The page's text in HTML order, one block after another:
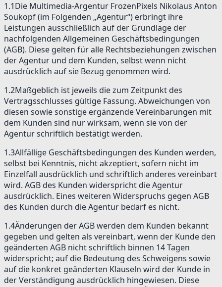
1.1Die Multimedia-Argentur FrozenPixels Nikolaus Anton
Soukopf (im Folgenden „Agentur“) erbringt ihre
Leistungen ausschließlich auf der Grundlage der
nachfolgenden Allgemeinen Geschäftsbedingungen
(AGB). Diese gelten für alle Rechtsbeziehungen zwischen
der Agentur und dem Kunden, selbst wenn nicht
ausdrücklich auf sie Bezug genommen wird.
1.2Maßgeblich ist jeweils die zum Zeitpunkt des
Vertragsschlusses gültige Fassung. Abweichungen von
diesen sowie sonstige ergänzende Vereinbarungen mit
dem Kunden sind nur wirksam, wenn sie von der
Agentur schriftlich bestätigt werden.
1.3Allfällige Geschäftsbedingungen des Kunden werden,
selbst bei Kenntnis, nicht akzeptiert, sofern nicht im
Einzelfall ausdrücklich und schriftlich anderes vereinbart
wird. AGB des Kunden widerspricht die Agentur
ausdrücklich. Eines weiteren Widerspruchs gegen AGB
des Kunden durch die Agentur bedarf es nicht.
1.4Änderungen der AGB werden dem Kunden bekannt
gegeben und gelten als vereinbart, wenn der Kunde den
geänderten AGB nicht schriftlich binnen 14 Tagen
widerspricht; auf die Bedeutung des Schweigens sowie
auf die konkret geänderten Klauseln wird der Kunde in
der Verständigung ausdrücklich hingewiesen. Diese